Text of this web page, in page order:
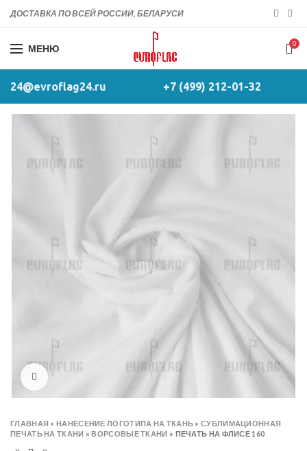
ДОСТАВКА ПО ВСЕЙ РОССИИ, БЕЛАРУСИ
МЕНЮ 0
24@evroflag24.ru +7 (499) 212-01-32
Click to enlarge
ГЛАВНАЯ »НАНЕСЕНИЕ ЛОГОТИПА НА ТКАНЬ »СУБЛИМАЦИОННАЯ
ПЕЧАТЬ НА ТКАНИ »ВОРСОВЫЕ ТКАНИ » ПЕЧАТЬ НА ФЛИСЕ 160